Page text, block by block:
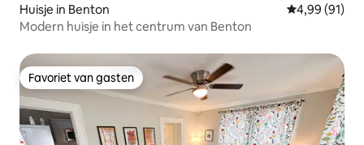
Huisje in Benton Gemiddelde
4,99 (91)
Modern huisje in het centrum van Benton
Favoriet van gasten
Favoriet van gasten